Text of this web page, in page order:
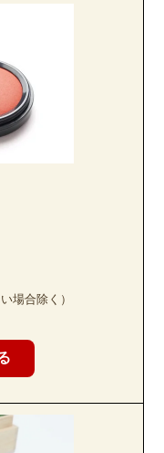
場合除く）